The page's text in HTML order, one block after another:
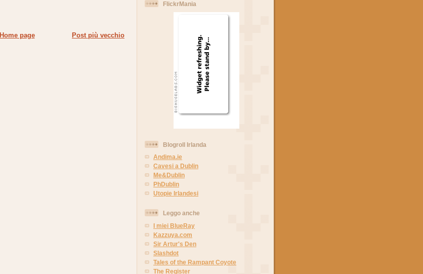
Post più vecchio
Home page
FlickrMania
Blogroll Irlanda
Andima.ie
Cavesi a Dublin
Me&Dublin
PhDublin
Utopie Irlandesi
Leggo anche
I miei BlueRay
Kazzuya.com
Sir Artur's Den
Slashdot
Tales of the Rampant Coyote
The Register